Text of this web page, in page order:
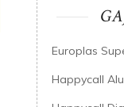
Europlas
Happycall